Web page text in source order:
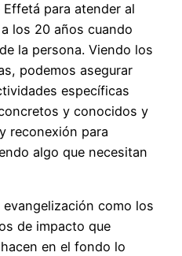
para atender al
los 20 años cuando
la persona. Viendo los
podemos asegurar
específicas
y conocidos y
reconexión para
algo que necesitan
como los
de impacto que
en el fondo lo